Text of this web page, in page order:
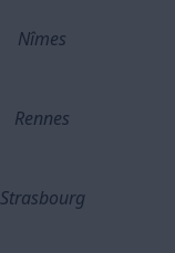
Nîmes
Rennes
Strasbourg